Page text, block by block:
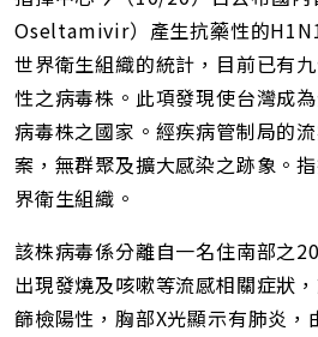
Oseltamivir）產生抗藥性的
世界衛生組織的統計，目前已有
性之病毒株。此項發現使台灣成
病毒株之國家。經疾病管制局的
案，無群聚及擴大感染之跡象。
界衛生組織。
該株病毒係分離自一名住南部之
出現發燒及咳嗽等流感相關症狀
篩檢陽性，胸部X光顯示有肺炎，